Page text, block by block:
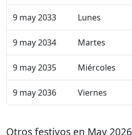
9 may 2033 Lunes
9 may 2034 Martes
9 may 2035 Miércoles
9 may 2036 Viernes
Otros festivos en May 2026